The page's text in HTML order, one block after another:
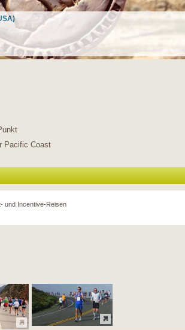
Pacific Coast
und Incentive-Reisen